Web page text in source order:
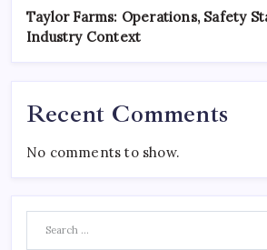
Taylor Farms: Operations, Safety
Industry Context
Recent Comments
No comments to show.